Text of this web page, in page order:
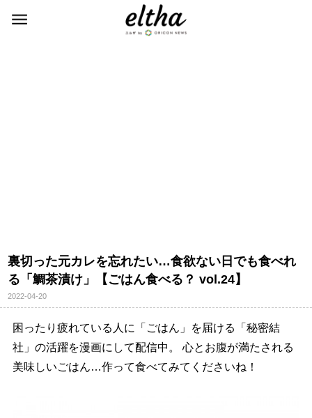
裏切った元カレを忘れたい…食欲ない日でも食べれ
る「鯛茶漬け」【ごはん食べる？ vol.24】
2022-04-20
困ったり疲れている人に「ごはん」を届ける「秘密結
社」の活躍を漫画にして配信中。 心とお腹が満たされる
美味しいごはん…作って食べてみてくださいね！